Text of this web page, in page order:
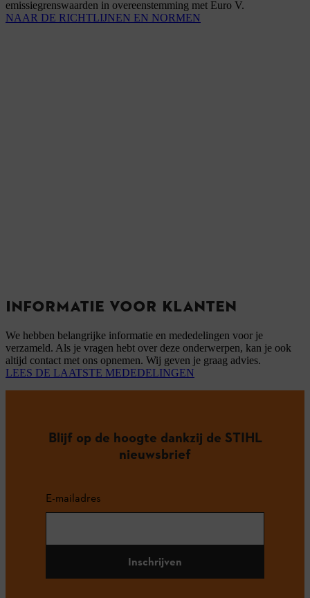
emissiegrenswaarden in overeenstemming met Euro V.
NAAR DE RICHTLIJNEN EN NORMEN
INFORMATIE VOOR KLANTEN
We hebben belangrijke informatie en mededelingen voor je
verzameld. Als je vragen hebt over deze onderwerpen, kan je ook
altijd contact met ons opnemen. Wij geven je graag advies.
LEES DE LAATSTE MEDEDELINGEN
Blijf op de hoogte dankzij de STIHL
nieuwsbrief
E-mailadres
Inschrijven